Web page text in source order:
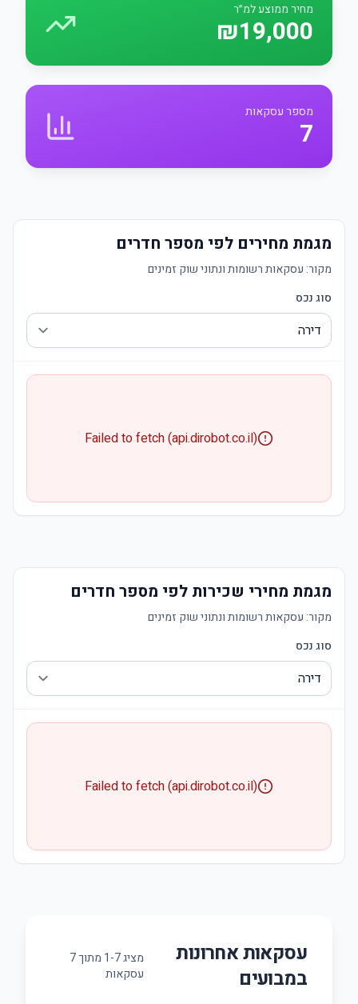
מחיר ממוצע למ״ר
₪19,000
מספר עסקאות
7
מגמת מחירים לפי מספר חדרים
מקור: עסקאות רשומות ונתוני שוק זמינים
סוג נכס
Failed to fetch (api.dirobot.co.il)
מגמת מחירי שכירות לפי מספר חדרים
מקור: עסקאות רשומות ונתוני שוק זמינים
סוג נכס
Failed to fetch (api.dirobot.co.il)
עסקאות אחרונות
במבועים
מציג 1-7 מתוך7
עסקאות